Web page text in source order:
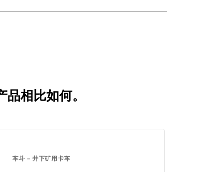
品相比如何。
车斗 – 井下矿用卡车